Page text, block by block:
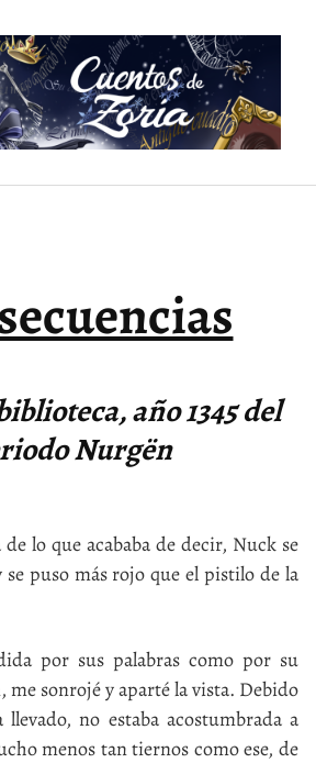
año 1345 del
Nurgën
lo que acababa de decir, Nuck se
puso más rojo que el pistilo de la
por sus palabras como por su
me sonrojé y aparté la vista. Debido
no estaba acostumbrada a
menos tan tiernos como ese, de